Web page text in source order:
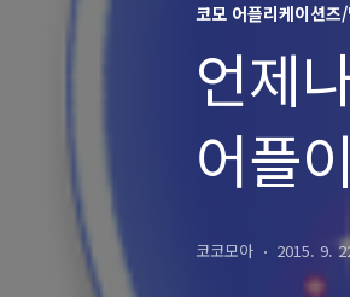
코모 어플리케이션즈
언제
어플
코코모아 2015. 9.